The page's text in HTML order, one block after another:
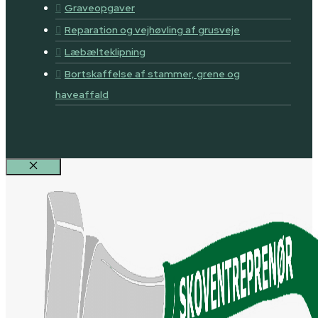
Graveopgaver
Reparation og vejhøvling af grusveje
Læbælteklipning
Bortskaffelse af stammer, grene og
haveaffald
Luk